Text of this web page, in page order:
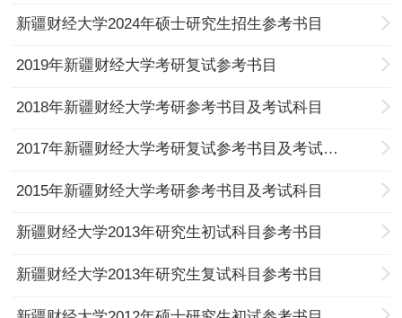
新疆财经大学2024年硕士研究生招生参考书目
2019年新疆财经大学考研复试参考书目
2018年新疆财经大学考研参考书目及考试科目
2017年新疆财经大学考研复试参考书目及考试科目
2015年新疆财经大学考研参考书目及考试科目
新疆财经大学2013年研究生初试科目参考书目
新疆财经大学2013年研究生复试科目参考书目